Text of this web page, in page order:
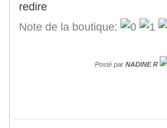
redire
Note de la boutique:
Posté par NADINE R